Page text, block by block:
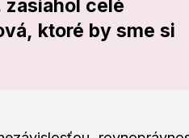
zasiahol celé
ktoré by sme si